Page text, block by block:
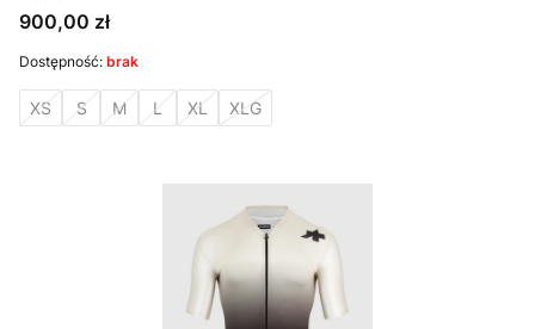
Cena
900,00 zł
Dostępność: brak
XS S M L XL XLG